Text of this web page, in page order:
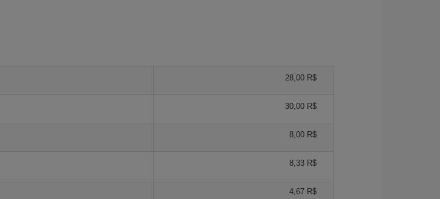
28,00 R$
30,00 R$
8,00 R$
8,33 R$
4,67 R$